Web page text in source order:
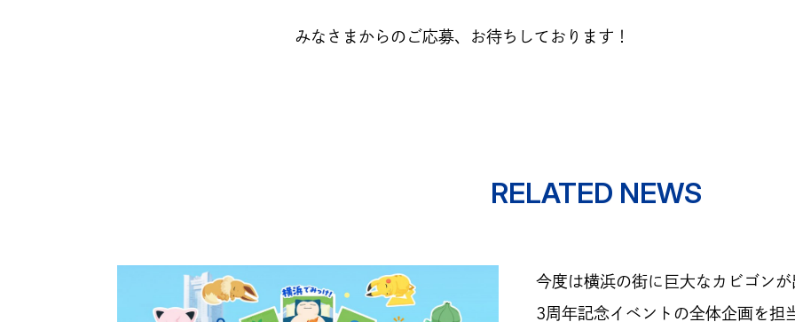
みなさまからのご応募、お待ちしております！
RELATED NEWS
今度は横浜の街に巨大なカビゴン
3周年記念イベントの全体企画を担